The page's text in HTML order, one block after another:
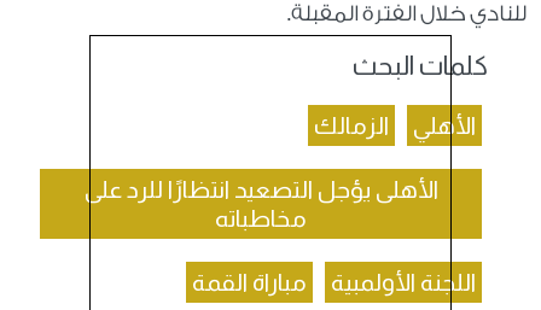
للنادي خلال الفترة المقبلة.
كلمات البحث
الأهلي الزمالك
الأهلى يؤجل التصعيد انتظارًا للرد على
مخاطباته
اللجنة الأولمبية مباراة القمة